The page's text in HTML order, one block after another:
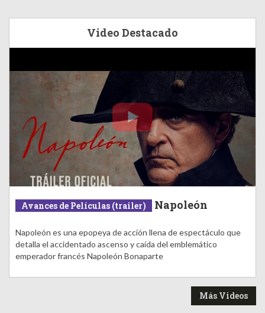
Video Destacado
Avances de Películas (trailer) Napoleón
Napoleón es una epopeya de acción llena de espectáculo que
detalla el accidentado ascenso y caída del emblemático
emperador francés Napoleón Bonaparte
Más Videos